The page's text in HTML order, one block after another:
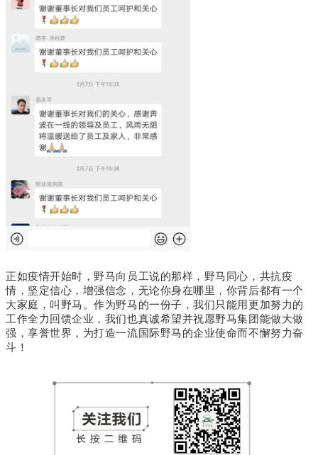
正如疫情开始时，野马向员工说的那样，野马同心，共抗疫
情，坚定信心，增强信念，无论你身在哪里，你背后都有一个
大家庭，叫野马。作为野马的一份子，我们只能用更加努力的
工作全力回馈企业，我们也真诚希望并祝愿野马集团能做大做
强，享誉世界，为打造一流国际野马的企业使命而不懈努力奋
斗！